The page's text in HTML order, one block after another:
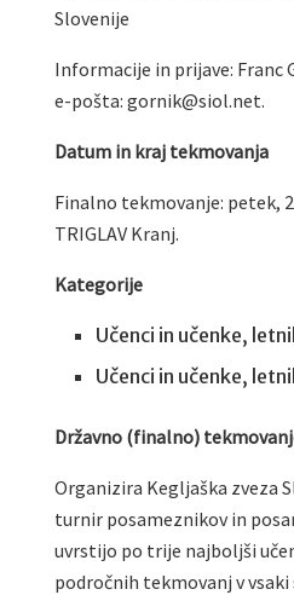
Slovenije
Informacije in prijave: Franc
e-pošta: gornik@siol.net.
Datum in kraj tekmovanja
Finalno tekmovanje: petek,
TRIGLAV Kranj.
Kategorije
Učenci in učenke,
Učenci in učenke,
Državno (finalno)
Organizira Kegljaška zveza
turnir posameznikov in
uvrstijo po trije najboljši
področnih tekmovanj v